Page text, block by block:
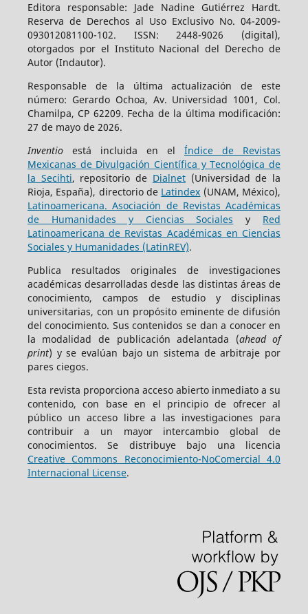
Editora responsable: Jade Nadine Gutiérrez Hardt.
Reserva de Derechos al Uso Exclusivo No. 04-2009-
093012081100-102. ISSN: 2448-9026 (digital),
otorgados por el Instituto Nacional del Derecho de
Autor (Indautor).
Responsable de la última actualización de este
número: Gerardo Ochoa, Av. Universidad 1001, Col.
Chamilpa, CP 62209. Fecha de la última modificación:
27 de mayo de 2026.
Inventioestá incluida en elÍndice de Revistas
Mexicanas de Divulgación Científica y Tecnológica de
la Secihti, repositorio de Dialnet(Universidad de la
Rioja, España), directorio de Latindex (UNAM, México),
Latinoamericana. Asociación de Revistas Académicas
de Humanidades y Ciencias Sociales y Red
Latinoamericana de Revistas Académicas en Ciencias
Sociales y Humanidades (LatinREV).
Publica resultados originales de investigaciones
académicas desarrolladas desde las distintas áreas de
conocimiento, campos de estudio y disciplinas
universitarias, con un propósito eminente de difusión
del conocimiento. Sus contenidos se dan a conocer en
la modalidad de publicación adelantada (ahead of
print) y se evalúan bajo un sistema de arbitraje por
pares ciegos.
Esta revista proporciona acceso abierto inmediato a su
contenido, con base en el principio de ofrecer al
público un acceso libre a las investigaciones para
contribuir a un mayor intercambio global de
conocimientos. Se distribuye bajo una licencia
Creative Commons Reconocimiento-NoComercial 4.0
Internacional License.